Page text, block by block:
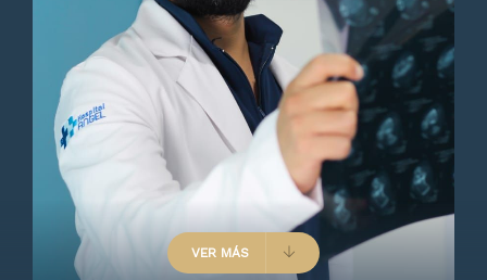
Paciente
Muy buena excelente atención
VER MÁS